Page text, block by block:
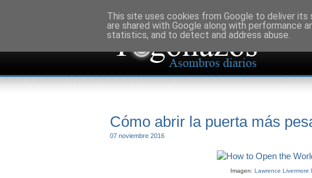
Cómo abrir la puerta más
07 noviembre 2016
Imagen: Lawrence Livermore
This site uses cookies from Google to deliver its
are shared with Google along with performance
statistics, and to detect and address abuse.